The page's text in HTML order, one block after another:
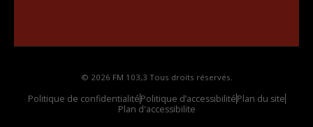
© 2026 FM 103,3 Tous droits réservés.
Politique de confidentialitéPolitique d’accessibilitéPlan du site
Plan d'accessibilite